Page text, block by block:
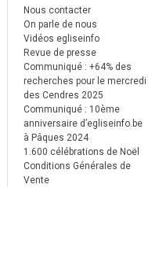
Nous contacter
On parle de nous
Vidéos egliseinfo
Revue de presse
Communiqué : +64% des
recherches pour le mercredi
des Cendres 2025
Communiqué : 10ème
anniversaire d’egliseinfo.be
à Pâques 2024
1.600 célébrations de Noël
Conditions Générales de
Vente